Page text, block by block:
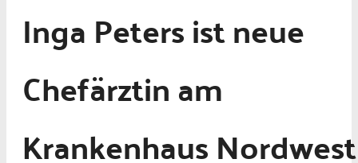
Inga Peters ist neue
Chefärztin am
Krankenhaus Nordwest